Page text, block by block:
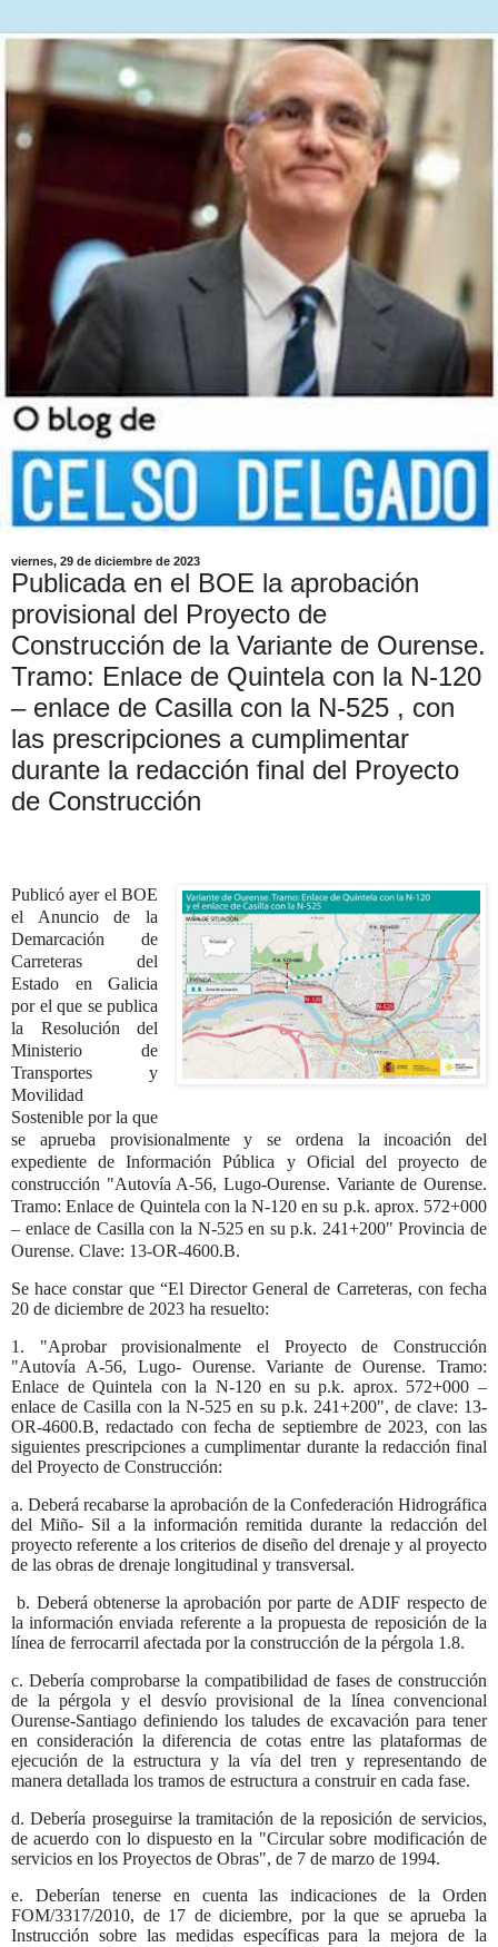
viernes, 29 de diciembre de 2023
Publicada en el BOE la aprobación
provisional del Proyecto de
Construcción de la Variante de Ourense.
Tramo: Enlace de Quintela con la N-120
– enlace de Casilla con la N-525 , con
las prescripciones a cumplimentar
durante la redacción final del Proyecto
de Construcción
Publicó ayer el BOE
el Anuncio de la
Demarcación de
Carreteras del
Estado en Galicia
por el que se publica
la Resolución del
Ministerio de
Transportes y
Movilidad
Sostenible por la que
se aprueba provisionalmente y se ordena la incoación del
expediente de Información Pública y Oficial del proyecto de
construcción "Autovía A-56, Lugo-Ourense. Variante de Ourense.
Tramo: Enlace de Quintela con la N-120 en su p.k. aprox. 572+000
– enlace de Casilla con la N-525 en su p.k. 241+200" Provincia de
Ourense. Clave: 13-OR-4600.B.
Se hace constar que “El Director General de Carreteras, con fecha
20 de diciembre de 2023 ha resuelto:
1. "Aprobar provisionalmente el Proyecto de Construcción
"Autovía A-56, Lugo- Ourense. Variante de Ourense. Tramo:
Enlace de Quintela con la N-120 en su p.k. aprox. 572+000 –
enlace de Casilla con la N-525 en su p.k. 241+200", de clave: 13-
OR-4600.B, redactado con fecha de septiembre de 2023, con las
siguientes prescripciones a cumplimentar durante la redacción final
del Proyecto de Construcción:
a. Deberá recabarse la aprobación de la Confederación Hidrográfica
del Miño- Sil a la información remitida durante la redacción del
proyecto referente a los criterios de diseño del drenaje y al proyecto
de las obras de drenaje longitudinal y transversal.
b. Deberá obtenerse la aprobación por parte de ADIF respecto de
la información enviada referente a la propuesta de reposición de la
línea de ferrocarril afectada por la construcción de la pérgola 1.8.
c. Debería comprobarse la compatibilidad de fases de construcción
de la pérgola y el desvío provisional de la línea convencional
Ourense-Santiago definiendo los taludes de excavación para tener
en consideración la diferencia de cotas entre las plataformas de
ejecución de la estructura y la vía del tren y representando de
manera detallada los tramos de estructura a construir en cada fase.
d. Debería proseguirse la tramitación de la reposición de servicios,
de acuerdo con lo dispuesto en la "Circular sobre modificación de
servicios en los Proyectos de Obras", de 7 de marzo de 1994.
e. Deberían tenerse en cuenta las indicaciones de la Orden
FOM/3317/2010, de 17 de diciembre, por la que se aprueba la
Instrucción sobre las medidas específicas para la mejora de la